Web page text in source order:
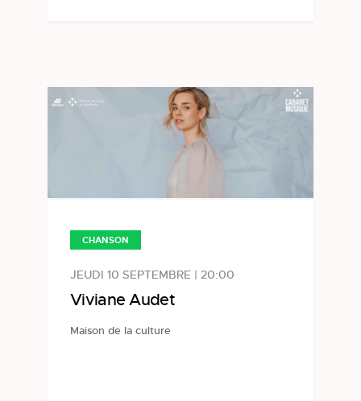
CHANSON
JEUDI 10 SEPTEMBRE | 20:00
Viviane Audet
Maison de la culture